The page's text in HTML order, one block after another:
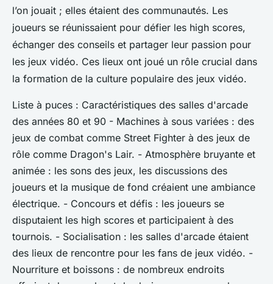
l’on jouait ; elles étaient des communautés. Les
joueurs se réunissaient pour défier les high scores,
échanger des conseils et partager leur passion pour
les jeux vidéo. Ces lieux ont joué un rôle crucial dans
la formation de la culture populaire des jeux vidéo.
Liste à puces : Caractéristiques des salles d'arcade
des années 80 et 90 - Machines à sous variées : des
jeux de combat comme Street Fighter à des jeux de
rôle comme Dragon's Lair. - Atmosphère bruyante et
animée : les sons des jeux, les discussions des
joueurs et la musique de fond créaient une ambiance
électrique. - Concours et défis : les joueurs se
disputaient les high scores et participaient à des
tournois. - Socialisation : les salles d'arcade étaient
des lieux de rencontre pour les fans de jeux vidéo. -
Nourriture et boissons : de nombreux endroits